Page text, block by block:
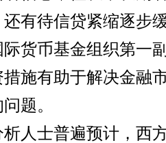
还有待信贷紧缩逐步
币基金组织第一副
措施有助于解决金融
题。
士普遍预计，西方